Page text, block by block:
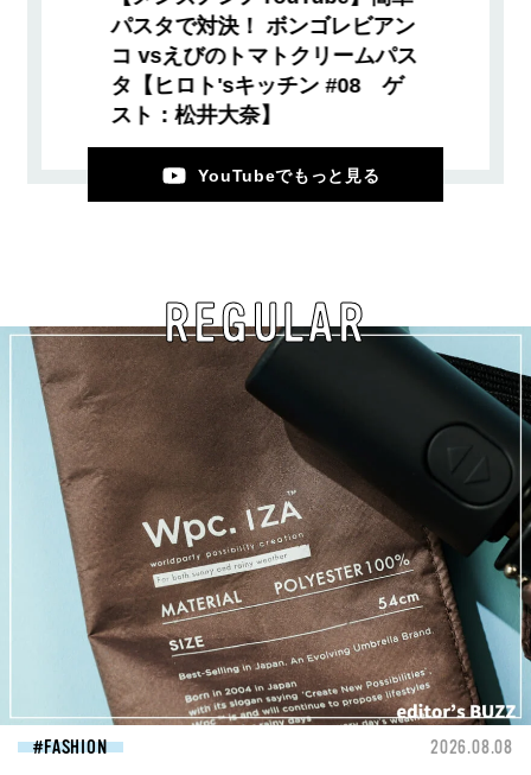
パスタで対決！ ボンゴレビアン
コ vsえびのトマトクリームパス
タ【ヒロト'sキッチン #08 ゲ
スト：松井大奈】
YouTubeでもっと見る
REGULAR
FASHION 2026.08.08